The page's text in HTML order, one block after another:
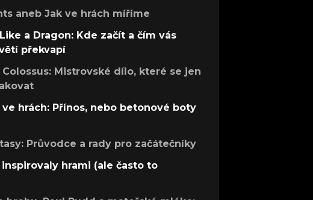
aneb Jak ve hrách míříme
a Dragon: Kde začít a čím vás
překvapí
Mistrovské dílo, které se jen
hrách: Přínos, nebo betonové boty
Průvodce a rady pro začátečníky
hrami (ale často to